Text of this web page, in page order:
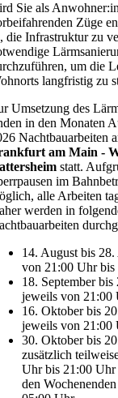
Sie als
Züge
die Infrastruktur zu
um die
langfristig zu
Umsetzung des
in den Monaten
Nachtbauarbeiten
am Main -
statt.
im
alle Arbeiten
werden in
14. August bis
von 21:00 Uhr
18. September bis
jeweils von 21:00
16. Oktober bis
jeweils von 21:00
30. Oktober bis
zusätzlich
Uhr bis 21:00 Uhr
den